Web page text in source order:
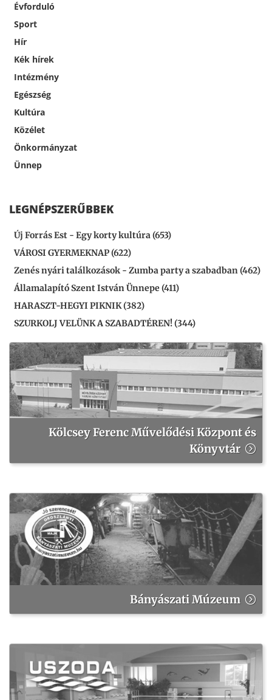
Évforduló
Sport
Hír
Kék hírek
Intézmény
Egészség
Kultúra
Közélet
Önkormányzat
Ünnep
LEGNÉPSZERŰBBEK
Új Forrás Est - Egy korty kultúra (653)
VÁROSI GYERMEKNAP (622)
Zenés nyári találkozások - Zumba party a szabadban (462)
Államalapító Szent István Ünnepe (411)
HARASZT-HEGYI PIKNIK (382)
SZURKOLJ VELÜNK A SZABADTÉREN! (344)
Kölcsey Ferenc Művelődési Központ és
Könyvtár
Bányászati Múzeum